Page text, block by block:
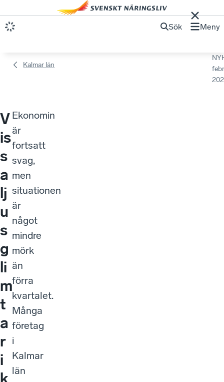
Sök Meny
Kalmar län
V
is
s
a
lj
u
s
g
li
m
t
a
r
i
Ekonomin
är
fortsatt
svag,
men
situationen
är
något
mindre
mörk
än
förra
kvartalet.
Många
företag
i
Kalmar
län